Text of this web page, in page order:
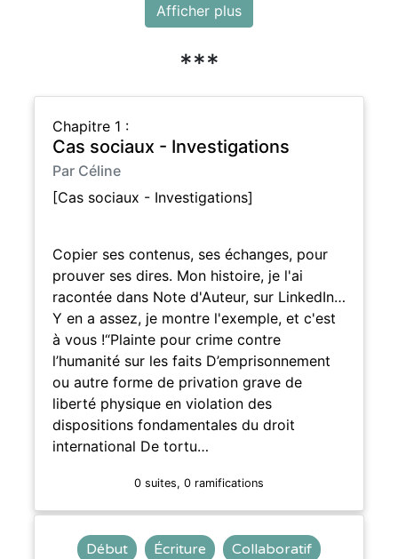
Afficher plus
***
Chapitre 1 :
Cas sociaux - Investigations
Par Céline
[Cas sociaux - Investigations]
Copier ses contenus, ses échanges, pour
prouver ses dires. Mon histoire, je l'ai
racontée dans Note d'Auteur, sur LinkedIn…
Y en a assez, je montre l'exemple, et c'est
à vous !“Plainte pour crime contre
l’humanité sur les faits D’emprisonnement
ou autre forme de privation grave de
liberté physique en violation des
dispositions fondamentales du droit
international De tortu…
0 suites, 0 ramifications
Début Écriture
Collaboratif